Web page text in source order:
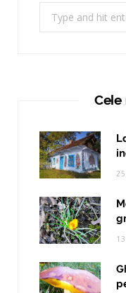
for: